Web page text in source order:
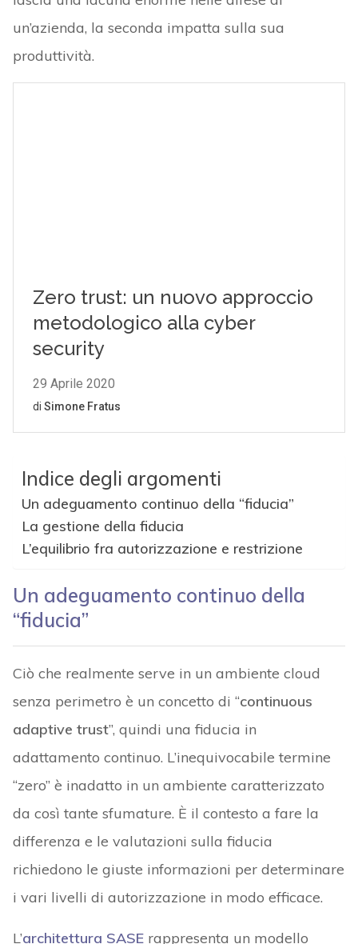
un’azienda, la seconda impatta sulla sua
produttività.
Indice degli argomenti
Un adeguamento continuo della “fiducia”
La gestione della fiducia
L’equilibrio fra autorizzazione e restrizione
Un adeguamento continuo della
“fiducia”
Ciò che realmente serve in un ambiente cloud
senza perimetro è un concetto di “continuous
adaptive trust”, quindi una fiducia in
adattamento continuo. L’inequivocabile termine
“zero” è inadatto in un ambiente caratterizzato
da così tante sfumature. È il contesto a fare la
differenza e le valutazioni sulla fiducia
richiedono le giuste informazioni per determinare
i vari livelli di autorizzazione in modo efficace.
L’architettura SASErappresenta un modello